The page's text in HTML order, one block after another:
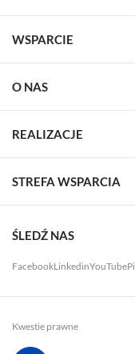
WSPARCIE
O NAS
REALIZACJE
STREFA WSPARCIA
ŚLEDŹ NAS
FacebookLinkedinYouTube
Kwestie prawne